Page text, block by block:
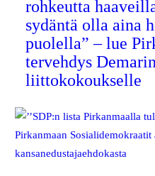
rohkeutta
sydäntä olla aina
puolella” – lue
tervehdys
liittokokoukselle